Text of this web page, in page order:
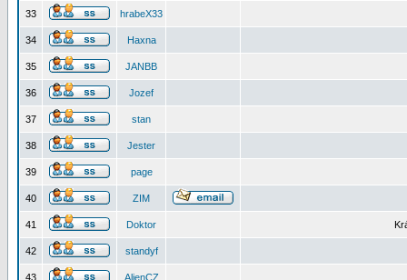
33 hrabeX33
34 Haxna
35 JANBB
36 Jozef
37 stan
38 Jester
39 page
40 ZIM
41 Doktor
42 standyf
43 AlienCZ